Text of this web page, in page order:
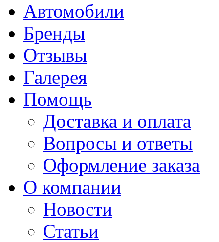
Автомобили
Бренды
Отзывы
Галерея
Помощь
Доставка и оплата
Вопросы и ответы
Оформление заказа
О компании
Новости
Статьи